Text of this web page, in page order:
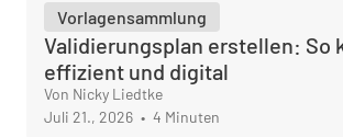
Vorlagensammlung
Validierungsplan erstellen: So
effizient und digital
Von Nicky Liedtke
Juli 21., 2026 • 4 Minuten